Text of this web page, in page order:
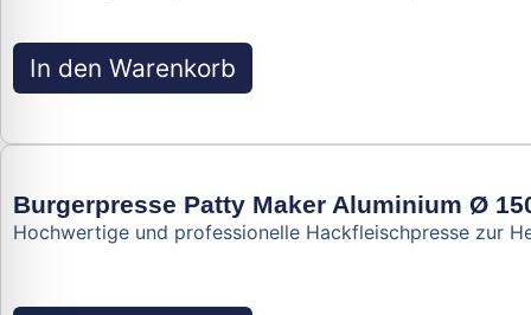
In den Warenkorb
Burgerpresse Patty Maker Aluminium Ø
Hochwertige und professionelle Hackfleischpresse zur